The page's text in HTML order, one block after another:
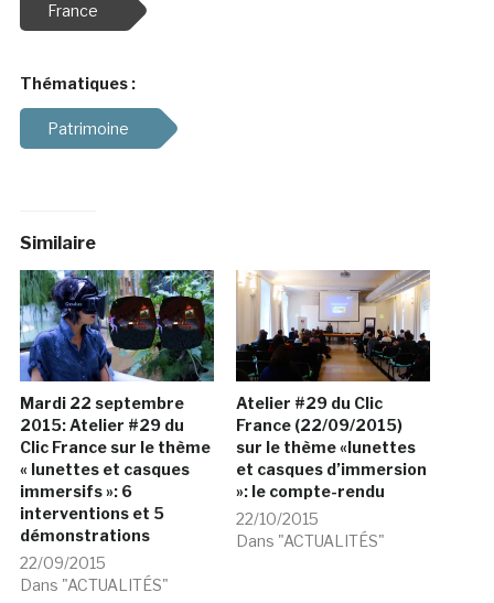
France
Thématiques :
Patrimoine
Similaire
Mardi 22 septembre
2015: Atelier #29 du
Clic France sur le thème
« lunettes et casques
immersifs »: 6
interventions et 5
démonstrations
22/09/2015
Dans "ACTUALITÉS"
Atelier #29 du Clic
France (22/09/2015)
sur le thème «lunettes
et casques d’immersion
»: le compte-rendu
22/10/2015
Dans "ACTUALITÉS"